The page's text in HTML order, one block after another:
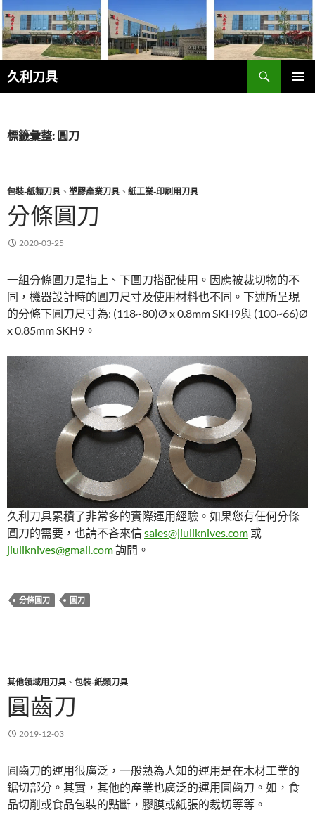
跳
至
主
要
內
容
久利刀具
搜
尋
標籤彙整: 圓刀
包裝-紙類刀具 、 塑膠產業刀具 、 紙工業-印刷用刀具
分條圓刀
2020-03-25
一組分條圓刀是指上、下圓刀搭配使用。因應被裁切物的不
同，機器設計時的圓刀尺寸及使用材料也不同。下述所呈現
的分條下圓刀尺寸為: (118~80)Ø x 0.8mm SKH9與 (100~66)Ø
x 0.85mm SKH9。
久利刀具累積了非常多的實際運用經驗。如果您有任何分條
圓刀的需要，也請不吝來信sales@jiuliknives.com 或
jiuliknives@gmail.com詢問。
分條圓刀 圓刀
其他領域用刀具 、 包裝-紙類刀具
圓齒刀
2019-12-03
圓齒刀的運用很廣泛，一般熟為人知的運用是在木材工業的
鋸切部分。其實，其他的產業也廣泛的運用圓齒刀。如，食
品切削或食品包裝的點斷，膠膜或紙張的裁切等等。